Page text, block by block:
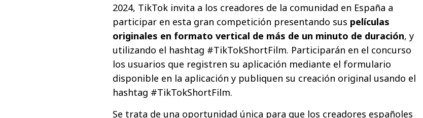
2024, TikTok invita a los creadores de la comunidad en España a
participar en esta gran competición presentando sus películas
originales en formato vertical de más de un minuto de duración, y
utilizando el hashtag #TikTokShortFilm. Participarán en el concurso
los usuarios que registren su aplicación mediante el formulario
disponible en la aplicación y publiquen su creación original usando el
hashtag #TikTokShortFilm.
Se trata de una oportunidad única para que los creadores españoles